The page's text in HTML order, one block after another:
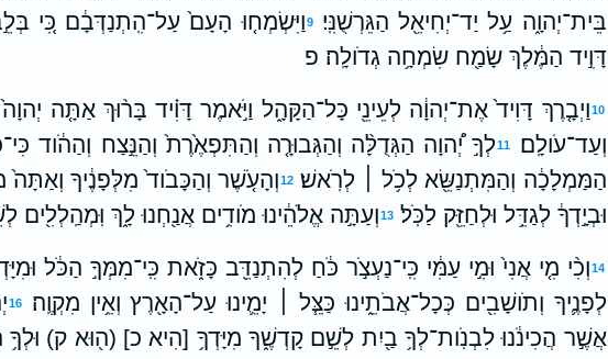
בֵּית־יְהוָ֑ה עַ֥ל יַד־יְחִיאֵ֖ל הַגֵּרְשֻׁנִּֽי׃
9וַיִּשְׂמְח֤וּ הָעָם֙ עַל־הִֽתְנַדְּבָ֔ם כִּ֚י
דָּוִ֣יד הַמֶּ֔לֶךְ שָׂמַ֖ח שִׂמְחָ֥ה גְדֹולָֽה׃ פ
10וַיְבָ֤רֶךְ דָּוִיד֙ אֶת־יְהוָ֔ה לְעֵינֵ֖י כָּל־הַקָּהָ֑ל וַיֹּ֣אמֶר דָּוִ֗יד בָּר֨וּךְ אַתָּ֤ה
וְעַד־עֹולָֽם׃
11לְךָ֣ יְ֠הוָה הַגְּדֻלָּ֨ה וְהַגְּבוּרָ֤ה וְהַתִּפְאֶ֙רֶת֙ וְהַנֵּ֣צַח וְהַהֹ֔וד
הַמַּמְלָכָ֔ה וְהַמִּתְנַשֵּׂ֖א לְכֹ֥ל ׀ לְרֹֽאשׁ׃ 12וְהָעֹ֤שֶׁר וְהַכָּבֹוד֙ מִלְּפָנֶ֔יךָ וְאַתָּה֙
וּבְיָ֣דְךָ֔ לְגַדֵּ֥ל וּלְחַזֵּ֖ק לַכֹּֽל׃ 13וְעַתָּ֣ה אֱלֹהֵ֔ינוּ מֹודִ֥ים אֲנַ֖חְנוּ לָ֑ךְ וּֽמְהַֽלְלִ֖ים
14וְכִ֨י מִ֤י אֲנִי֙ וּמִ֣י עַמִּ֔י כִּֽי־נַעְצֹ֣ר כֹּ֔חַ לְהִתְנַדֵּ֖ב כָּזֹ֑את כִּֽי־מִמְּךָ֣ הַכֹּ֔ל
לְפָנֶ֛יךָ וְתֹושָׁבִ֖ים כְּכָל־אֲבֹתֵ֑ינוּ כַּצֵּ֧ל ׀ יָמֵ֛ינוּ עַל־הָאָ֖רֶץ וְאֵ֥ין מִקְוֶֽה׃
16
אֲשֶׁ֣ר הֲכִינֹ֔נוּ לִבְנֹֽות־לְךָ֥ בַ֖יִת לְשֵׁ֣ם קָדְשֶׁ֑ךָ מִיָּדְךָ֥ [הִיא כ] (ה֖וּא ק) וּלְךָ֥